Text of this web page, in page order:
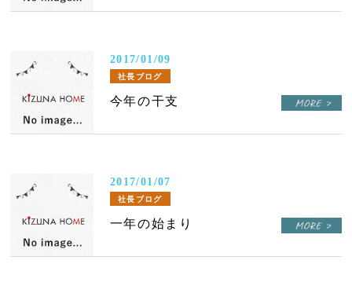
2017/01/09
社長ブログ
今年の干支
2017/01/07
社長ブログ
一年の始まり